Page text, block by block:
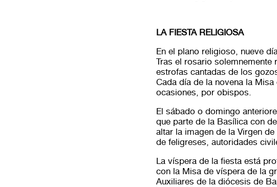
LA FIESTA RELIGIOSA
En el plano religioso, nueve
Tras el rosario solemnemente
estrofas cantadas de los
Cada día de la novena la
ocasiones, por obispos.
El sábado o domingo
que parte de la Basílica con
altar la imagen de la Virgen
de feligreses, autoridades
La víspera de la fiesta está
con la Misa de víspera de la
Auxiliares de la diócesis de